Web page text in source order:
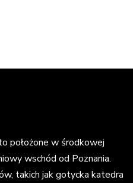
położone w środkowej
wschód od Poznania.
takich jak gotycka katedra